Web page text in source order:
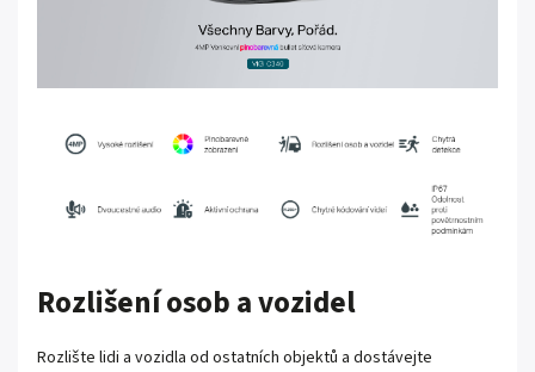
Rozlišení osob a vozidel
Rozlište lidi a vozidla od ostatních objektů a dostávejte